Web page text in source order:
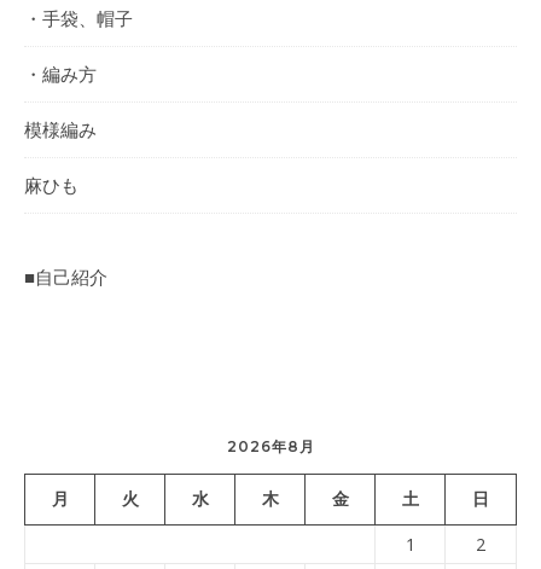
・手袋、帽子
・編み方
模様編み
麻ひも
■自己紹介
2026年8月
月 火 水 木 金 土 日
1
2